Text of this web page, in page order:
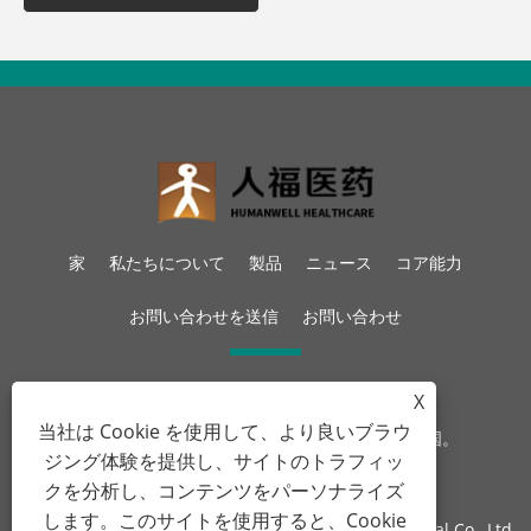
家 私たちについて 製品 ニュース コア能力
お問い合わせを送信 お問い合わせ
sales@steroid-chem.com
住所:Gedian 経済開発区、鄂州市、湖北省、中国。
X
当社は Cookie を使用して、より良いブラウ
ジング体験を提供し、サイトのトラフィッ
クを分析し、コンテンツをパーソナライズ
します。このサイトを使用すると、Cookie